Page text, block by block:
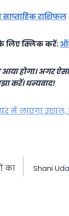
राशिफल
लिए क्लिक करें:
होगा। अगर
करें। धन्यवाद!
में लाएगा उछाल,
का
Shani